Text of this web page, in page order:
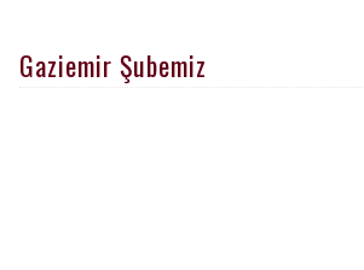
Gaziemir Şubemiz